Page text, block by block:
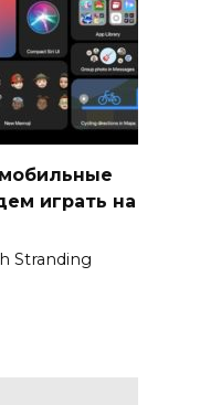
играть на
Stranding